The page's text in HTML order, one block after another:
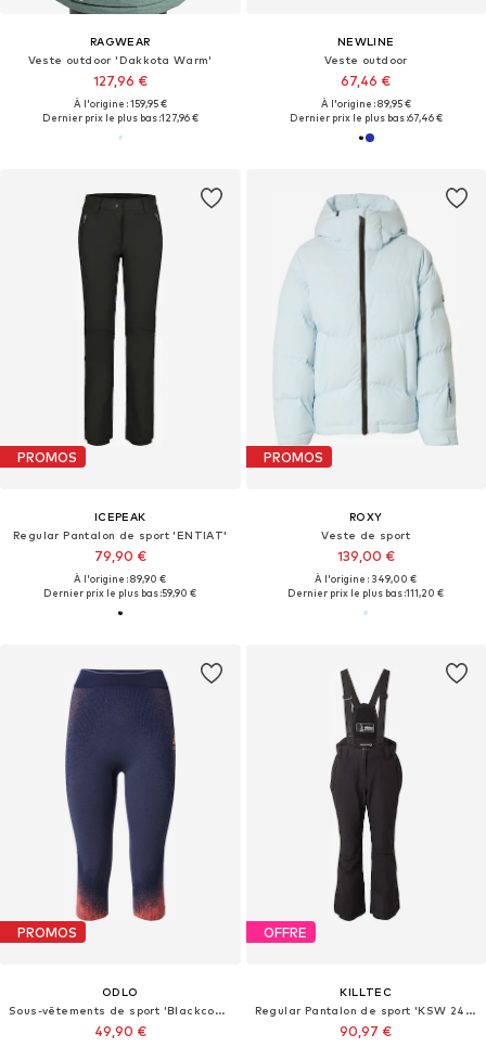
RAGWEAR
Veste outdoor 'Dakkota Warm'
127,96 €
À l'origine : 159,95 €
Dernier prix le plus bas :127,96 €
NEWLINE
Veste outdoor
67,46 €
À l'origine : 89,95 €
Dernier prix le plus bas :67,46 €
PROMOS
ICEPEAK
Regular Pantalon de sport 'ENTIAT'
79,90 €
À l'origine : 89,90 €
Dernier prix le plus bas :59,90 €
PROMOS
ROXY
Veste de sport
139,00 €
À l'origine : 349,00 €
Dernier prix le plus bas :111,20 €
PROMOS
ODLO
Sous-vêtements de sport 'Blackcomb Eco'
49,90 €
OFFRE
KILLTEC
Regular Pantalon de sport 'KSW 249 ERIELLE'
90,97 €